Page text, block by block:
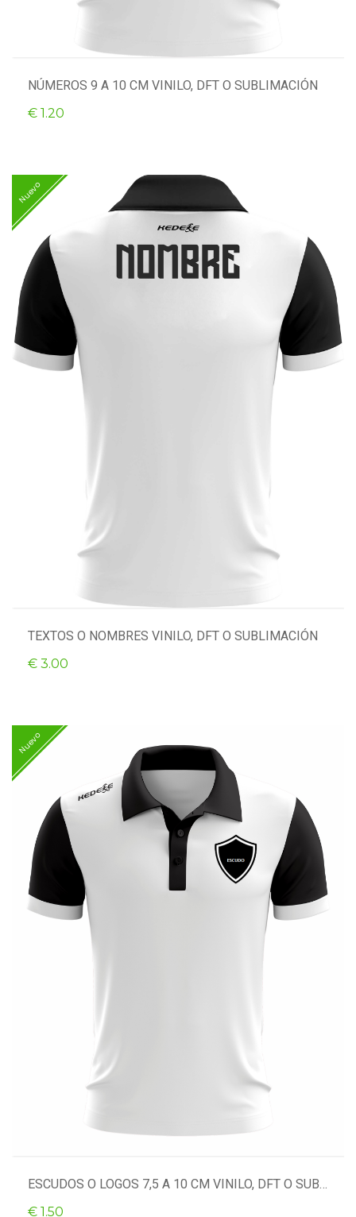
NÚMEROS 9 A 10 CM VINILO, DFT O SUBLIMACIÓN
€ 1.20
Nuevo
TEXTOS O NOMBRES VINILO, DFT O SUBLIMACIÓN
€ 3.00
Nuevo
ESCUDOS O LOGOS 7,5 A 10 CM VINILO, DFT O SUBLI
€ 1.50